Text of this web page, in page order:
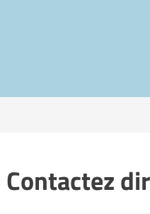
Contactez